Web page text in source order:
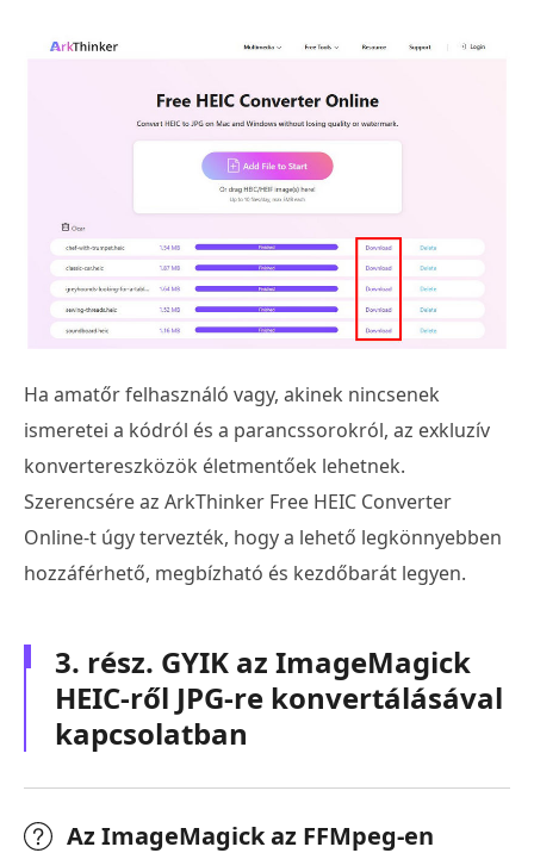
Ha amatőr felhasználó vagy, akinek nincsenek
ismeretei a kódról és a parancssorokról, az exkluzív
konvertereszközök életmentőek lehetnek.
Szerencsére az ArkThinker Free HEIC Converter
Online-t úgy tervezték, hogy a lehető legkönnyebben
hozzáférhető, megbízható és kezdőbarát legyen.
3. rész. GYIK az ImageMagick
HEIC-ről JPG-re konvertálásával
kapcsolatban
Az ImageMagick az FFMpeg-en